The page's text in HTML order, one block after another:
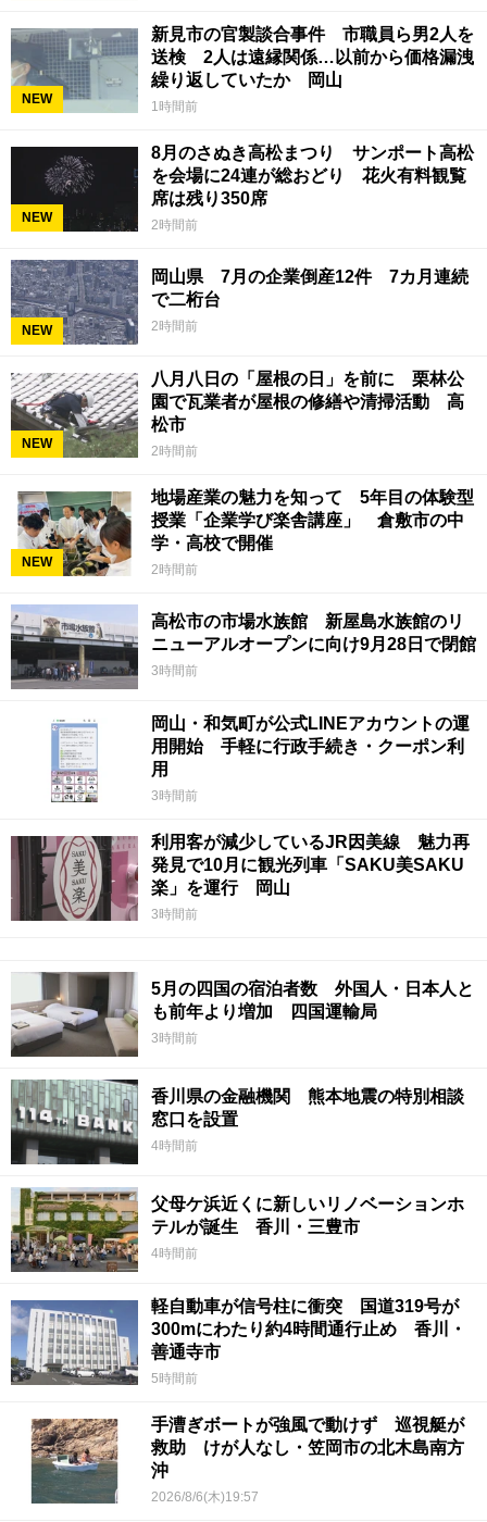
NEW
新見市の官製談合事件 市職員ら男2人を
送検 2人は遠縁関係…以前から価格漏洩
繰り返していたか 岡山
1時間前
NEW
8月のさぬき高松まつり サンポート高松
を会場に24連が総おどり 花火有料観覧
席は残り350席
2時間前
NEW
岡山県 7月の企業倒産12件 7カ月連続
で二桁台
2時間前
NEW
八月八日の「屋根の日」を前に 栗林公
園で瓦業者が屋根の修繕や清掃活動 高
松市
2時間前
NEW
地場産業の魅力を知って 5年目の体験型
授業「企業学び楽舎講座」 倉敷市の中
学・高校で開催
2時間前
高松市の市場水族館 新屋島水族館のリ
ニューアルオープンに向け9月28日で閉館
3時間前
岡山・和気町が公式LINEアカウントの運
用開始 手軽に行政手続き・クーポン利
用
3時間前
利用客が減少しているJR因美線 魅力再
発見で10月に観光列車「SAKU美SAKU
楽」を運行 岡山
3時間前
5月の四国の宿泊者数 外国人・日本人と
も前年より増加 四国運輸局
3時間前
香川県の金融機関 熊本地震の特別相談
窓口を設置
4時間前
父母ケ浜近くに新しいリノベーションホ
テルが誕生 香川・三豊市
4時間前
軽自動車が信号柱に衝突 国道319号が
300mにわたり約4時間通行止め 香川・
善通寺市
5時間前
手漕ぎボートが強風で動けず 巡視艇が
救助 けが人なし・笠岡市の北木島南方
沖
2026/8/6(木)19:57